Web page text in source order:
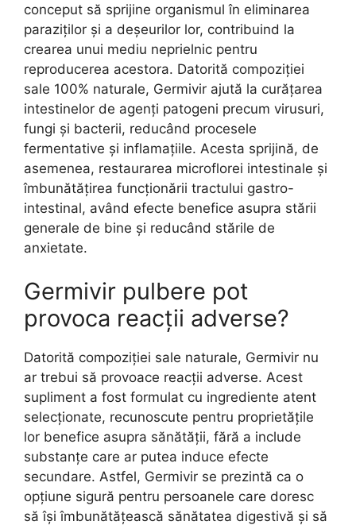
conceput să sprijine organismul în eliminarea
paraziților și a deșeurilor lor, contribuind la
crearea unui mediu neprielnic pentru
reproducerea acestora. Datorită compoziției
sale 100% naturale, Germivir ajută la curățarea
intestinelor de agenți patogeni precum virusuri,
fungi și bacterii, reducând procesele
fermentative și inflamațiile. Acesta sprijină, de
asemenea, restaurarea microflorei intestinale și
îmbunătățirea funcționării tractului gastro-
intestinal, având efecte benefice asupra stării
generale de bine și reducând stările de
anxietate.
Germivir pulbere pot
provoca reacții adverse?
Datorită compoziției sale naturale, Germivir nu
ar trebui să provoace reacții adverse. Acest
supliment a fost formulat cu ingrediente atent
selecționate, recunoscute pentru proprietățile
lor benefice asupra sănătății, fără a include
substanțe care ar putea induce efecte
secundare. Astfel, Germivir se prezintă ca o
opțiune sigură pentru persoanele care doresc
să își îmbunătățească sănătatea digestivă și să